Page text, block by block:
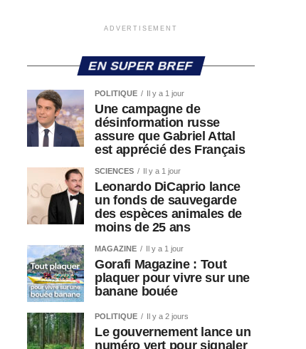
ADVERTISEMENT
EN SUPER BREF
POLITIQUE Il y a 1 jour
Une campagne de
désinformation russe
assure que Gabriel Attal
est apprécié des Français
SCIENCES Il y a 1 jour
Leonardo DiCaprio lance
un fonds de sauvegarde
des espèces animales de
moins de 25 ans
MAGAZINE Il y a 1 jour
Gorafi Magazine : Tout
plaquer pour vivre sur une
banane bouée
POLITIQUE Il y a 2 jours
Le gouvernement lance un
numéro vert pour signaler